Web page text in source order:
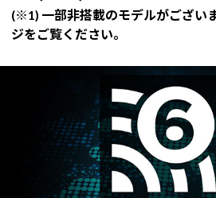
(※1) 一部非搭載のモデルがござい
ジをご覧ください。